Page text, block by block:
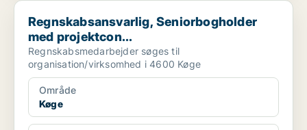
Regnskabsansvarlig, Seniorbogholder med projektcon...
Regnskabsansvarlig, Seniorbogholder
med projektcon...
Regnskabsmedarbejder søges til
organisation/virksomhed i 4600 Køge
Område
Køge